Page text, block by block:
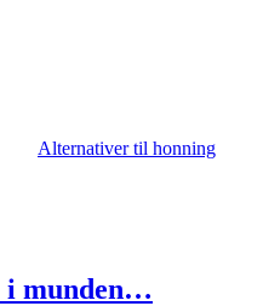
Alternativer til honning
i munden…